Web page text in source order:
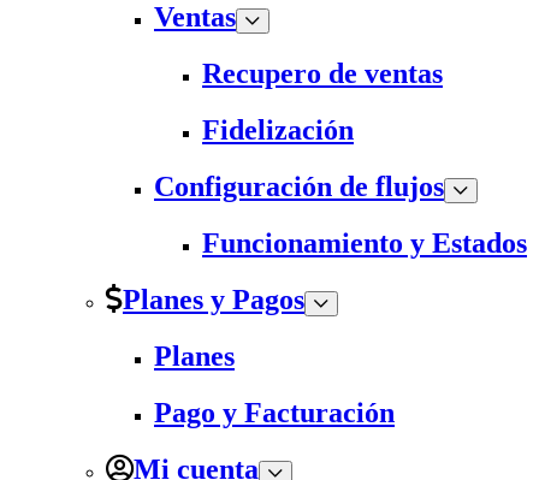
Ventas
Recupero de ventas
Fidelización
Configuración de flujos
Funcionamiento y Estados
Planes y Pagos
Planes
Pago y Facturación
Mi cuenta